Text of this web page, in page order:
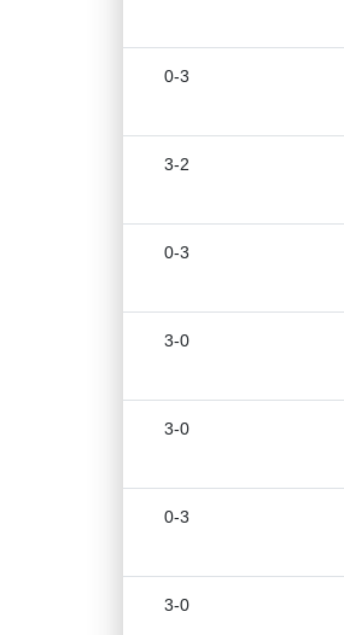
0-3
3-2
0-3
3-0
3-0
0-3
3-0